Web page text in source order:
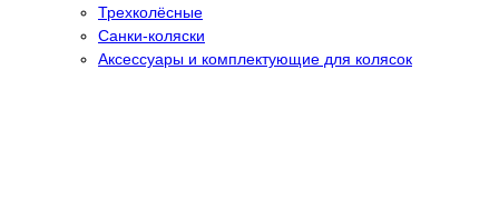
Трехколёсные
Санки-коляски
Аксессуары и комплектующие для колясок